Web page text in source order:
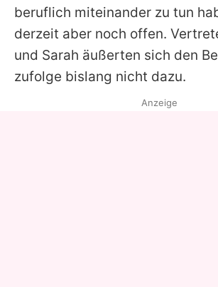
Utiq verwalten
beruflich miteinander zu tun
derzeit aber noch offen.
und Sarah äußerten sich den
zufolge bislang nicht dazu.
Anzeige